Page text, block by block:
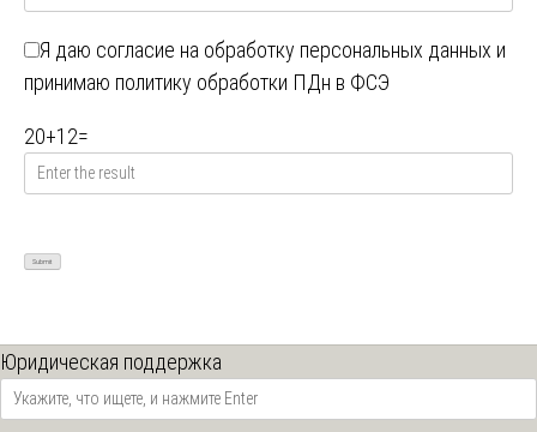
Я даю согласие на обработку персональных данных и
принимаю политику обработки ПДн в ФСЭ
20+12=
Юридическая поддержка